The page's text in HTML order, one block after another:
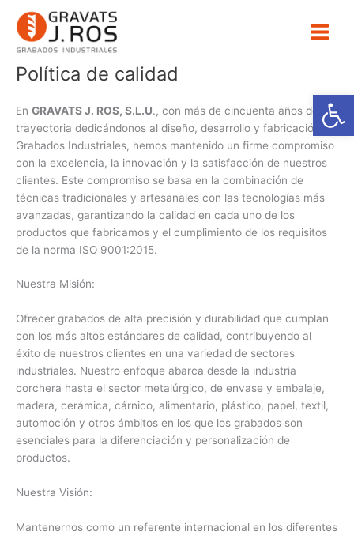
Abrir
contenido
Política de calidad
En GRAVATS J. ROS, S.L.U., con más de cincuenta años de
trayectoria dedicándonos al diseño, desarrollo y fabricación de
Grabados Industriales, hemos mantenido un firme compromiso
con la excelencia, la innovación y la satisfacción de nuestros
clientes. Este compromiso se basa en la combinación de
técnicas tradicionales y artesanales con las tecnologías más
avanzadas, garantizando la calidad en cada uno de los
productos que fabricamos y el cumplimiento de los requisitos
de la norma ISO 9001:2015.
Nuestra Misión:
Ofrecer grabados de alta precisión y durabilidad que cumplan
con los más altos estándares de calidad, contribuyendo al
éxito de nuestros clientes en una variedad de sectores
industriales. Nuestro enfoque abarca desde la industria
corchera hasta el sector metalúrgico, de envase y embalaje,
madera, cerámica, cárnico, alimentario, plástico, papel, textil,
automoción y otros ámbitos en los que los grabados son
esenciales para la diferenciación y personalización de
productos.
Nuestra Visión:
Mantenernos como un referente internacional en los diferentes